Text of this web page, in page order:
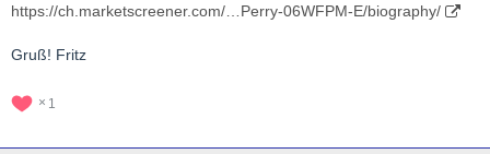
https://ch.marketscreener.com/…Perry-06WFPM-E/biography/
Gruß! Fritz
1